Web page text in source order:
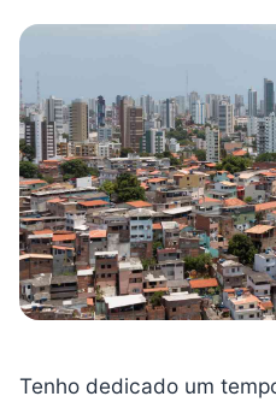
Tenho dedicado um